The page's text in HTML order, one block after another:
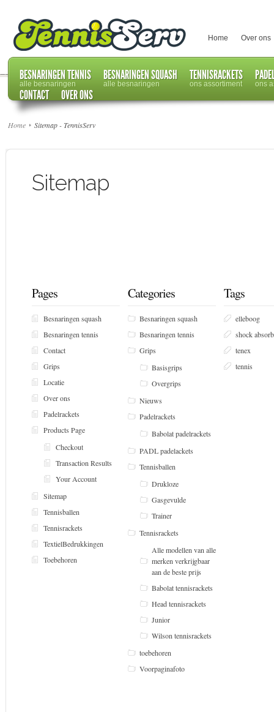
Home Over ons
BESNARINGEN TENNIS
alle besnaringen
BESNARINGEN SQUASH
alle besnaringen
TENNISRACKETS
ons assortiment ons
CONTACT OVER ONS
Home Sitemap - TennisServ
Sitemap
Pages
Besnaringen squash
Besnaringen tennis
Contact
Grips
Locatie
Over ons
Padelrackets
Products Page
Checkout
Transaction Results
Your Account
Sitemap
Tennisballen
Tennisrackets
TextielBedrukkingen
Toebehoren
Categories
Besnaringen squash
Besnaringen tennis
Grips
Basisgrips
Overgrips
Nieuws
Padelrackets
Babolat padelrackets
PADL padelackets
Tennisballen
Drukloze
Gasgevulde
Trainer
Tennisrackets
Alle modellen van alle
merken verkrijgbaar
aan de beste prijs
Babolat tennisrackets
Head tennisrackets
Junior
Wilson tennisrackets
toebehoren
Voorpaginafoto
Tags
elleboog
shock
tenex
tennis